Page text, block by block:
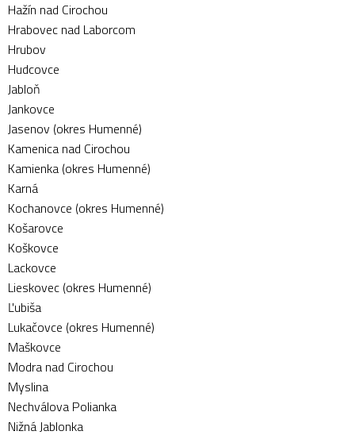
Hažín nad Cirochou
Hrabovec nad Laborcom
Hrubov
Hudcovce
Jabloň
Jankovce
Jasenov (okres Humenné)
Kamenica nad Cirochou
Kamienka (okres Humenné)
Karná
Kochanovce (okres Humenné)
Košarovce
Koškovce
Lackovce
Lieskovec (okres Humenné)
Ľubiša
Lukačovce (okres Humenné)
Maškovce
Modra nad Cirochou
Myslina
Nechválova Polianka
Nižná Jablonka